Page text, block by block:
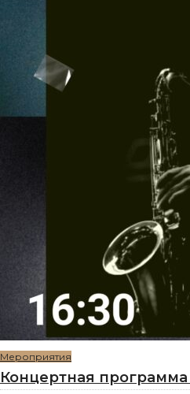
Мероприятия
Концертная